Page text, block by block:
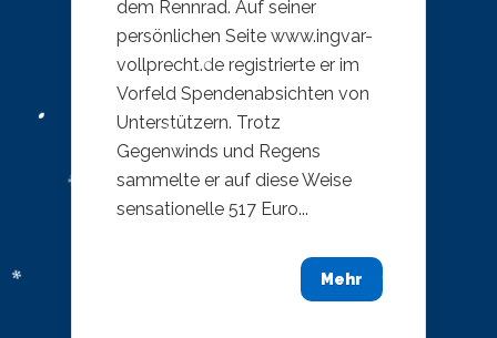
dem Rennrad. Auf seiner
persönlichen Seite www.ingvar-
vollprecht.de registrierte er im
Vorfeld Spendenabsichten von
Unterstützern. Trotz
Gegenwinds und Regens
sammelte er auf diese Weise
sensationelle 517 Euro...
Mehr